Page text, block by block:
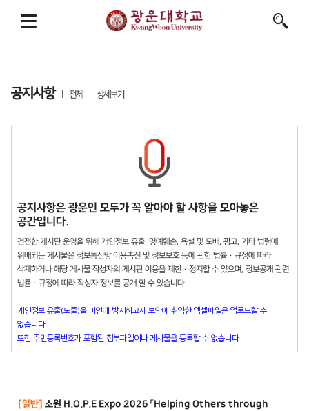
공지사항 전체 상세보기
공지사항은 광운인 모두가 꼭 알아야 할 사항을 모아놓은
공간입니다.
건전한 게시판 운영을 위해 개인정보 유출, 명예훼손, 욕설 및 도배, 광고, 기타 법령에
위배되는 게시물은 정보통신망 이용촉진 및 정보보호 등에 관한 법률 · 규정에 따라
삭제하거나 해당 게시물 작성자의 게시판 이용을 제한 · 정지할 수 있으며, 정보공개 관련
법률 · 규정에 따라 작성자 정보를 공개 할 수 있습니다
개인정보 유출(노출)을 미연에 방지하고자 보안에 취약한 엑셀파일은 업로드할 수
없습니다.
또한 주민등록번호가 포함된 첨부파일이나 게시물을 등록할 수 없습니다.
[일반] 소원 H.O.P.E Expo 2026 「Helping Others through